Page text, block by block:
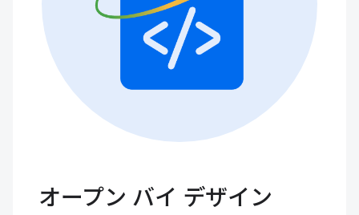
オープン バイ デザイン